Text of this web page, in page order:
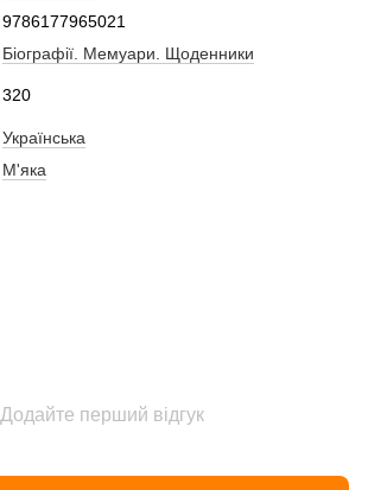
9786177965021
Біографії. Мемуари. Щоденники
320
Українська
М'яка
Додайте перший відгук